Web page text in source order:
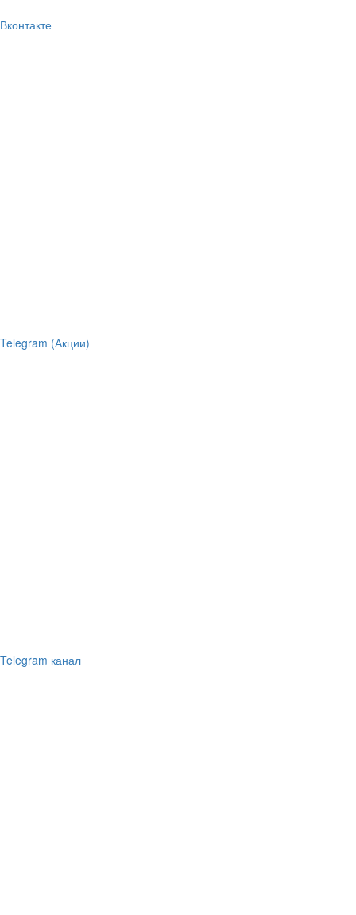
Вконтакте
Telegram (Акции)
Telegram канал